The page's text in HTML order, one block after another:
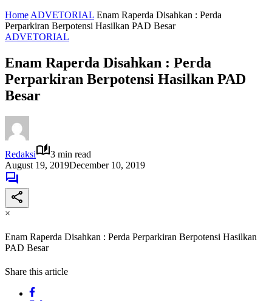
Home ADVETORIAL Enam Raperda Disahkan : Perda
Perparkiran Berpotensi Hasilkan PAD Besar
ADVETORIAL
Enam Raperda Disahkan : Perda
Perparkiran Berpotensi Hasilkan PAD
Besar
Redaksi
3 min read
August 19, 2019December 10, 2019
×
Enam Raperda Disahkan : Perda Perparkiran Berpotensi Hasilkan
PAD Besar
Share this article